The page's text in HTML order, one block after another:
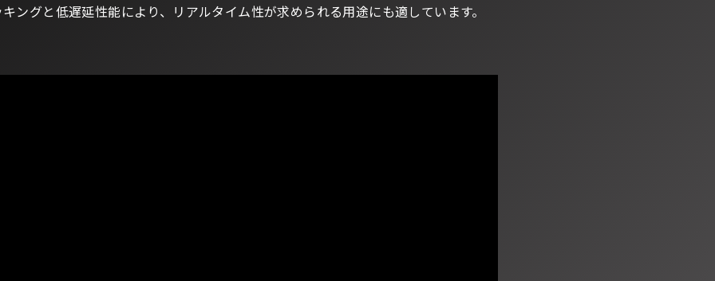
ングと低遅延性能により、リアルタイム性が求められる用途にも適しています。